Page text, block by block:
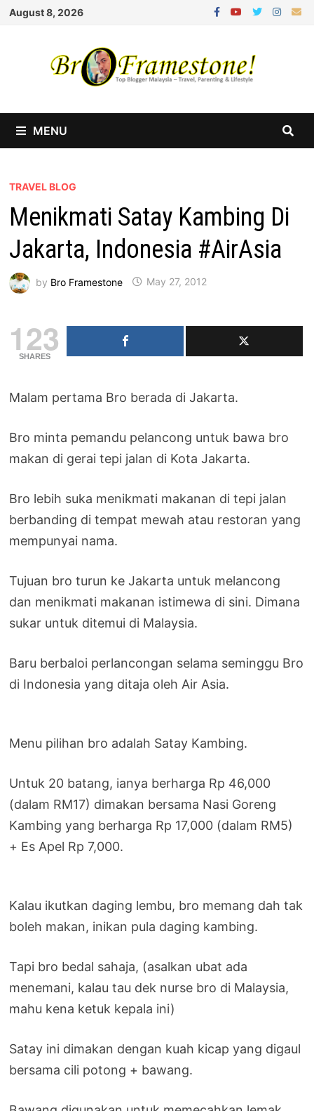
Skip
August 8, 2026
MENU
TRAVEL BLOG
Menikmati Satay Kambing Di
Jakarta, Indonesia #AirAsia
by Bro Framestone May 27, 2012
123
SHARES
Malam pertama Bro berada di Jakarta.
Bro minta pemandu pelancong untuk bawa bro
makan di gerai tepi jalan di Kota Jakarta.
Bro lebih suka menikmati makanan di tepi jalan
berbanding di tempat mewah atau restoran yang
mempunyai nama.
Tujuan bro turun ke Jakarta untuk melancong
dan menikmati makanan istimewa di sini. Dimana
sukar untuk ditemui di Malaysia.
Baru berbaloi perlancongan selama seminggu Bro
di Indonesia yang ditaja oleh Air Asia.
Menu pilihan bro adalah Satay Kambing.
Untuk 20 batang, ianya berharga Rp 46,000
(dalam RM17) dimakan bersama Nasi Goreng
Kambing yang berharga Rp 17,000 (dalam RM5)
+ Es Apel Rp 7,000.
Kalau ikutkan daging lembu, bro memang dah tak
boleh makan, inikan pula daging kambing.
Tapi bro bedal sahaja, (asalkan ubat ada
menemani, kalau tau dek nurse bro di Malaysia,
mahu kena ketuk kepala ini)
Satay ini dimakan dengan kuah kicap yang digaul
bersama cili potong + bawang.